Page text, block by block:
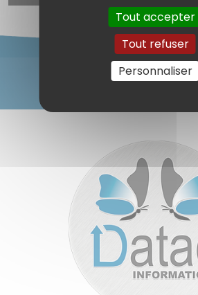
Tout accepter
Tout refuser
Personnaliser